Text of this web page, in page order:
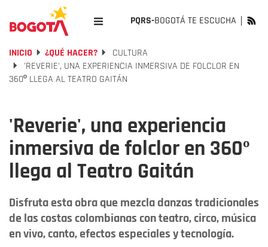
PQRS-BOGOTÁ TE ESCUCHA
INICIO ¿QUÉ HACER?
CULTURA
'REVERIE', UNA EXPERIENCIA INMERSIVA DE FOLCLOR EN
360º LLEGA AL TEATRO GAITÁN
'Reverie', una experiencia
inmersiva de folclor en 360º
llega al Teatro Gaitán
Disfruta esta obra que mezcla danzas tradicionales
de las costas colombianas con teatro, circo, música
en vivo, canto, efectos especiales y tecnología.